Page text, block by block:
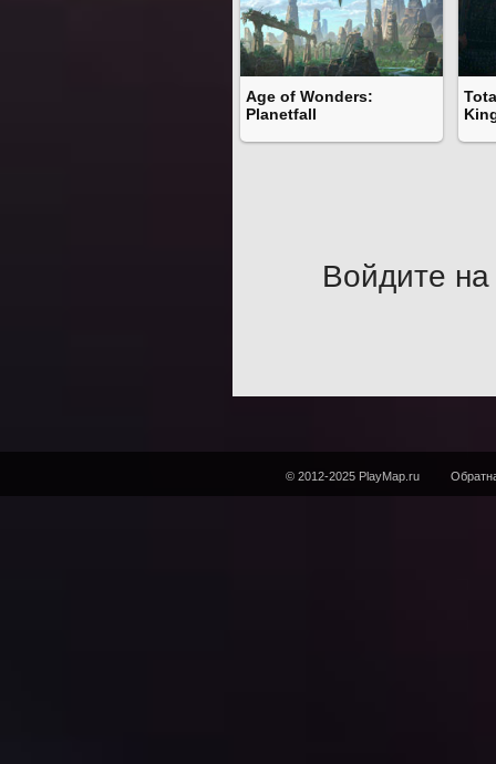
Age of Wonders:
Planetfall
Войдите на
© 2012-2025 PlayMap.ru